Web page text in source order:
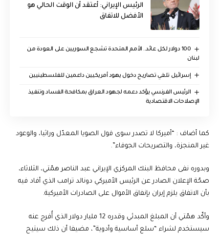
الرئيس الإيراني: أعتقد أن الوقت الحالي هو
الأفضل للاتفاق
100 دولار لكل عائد.. الأمم المتحدة تشجع السوريين على العودة من
لبنان
إسرائيل تلغي تصاريح دخول يهود أمريكيين داعمين للفلسطينيين
الرئيس الفرنسي يؤكد دعمه لجهود العراق بمكافحة الفساد وتنفيذ
الإصلاحات الاقتصادية
كما أضاف : “أميركا لا تصدر سوى فول الصويا المعدّل وراثيا، والوعود
غير المنجزة، والتصريحات الجوفاء”.
وبدوره نفى محافظ البنك المركزي الإيراني عبد الناصر همّتي، الثلاثاء،
صحّة الإعلان الصادر عن الرئيس الأميركي دونالد ترامب الذي أفاد فيه
بأن الاتفاق يلزم إيران بإنفاق الأموال على الصادرات الأميركية.
وأكّد همّتي أن المبلغ المبدئي وقدره 12 مليار دولار الذي أُفرج عنه
سيستخدم لشراء “سلع أساسية وأدوية”، مضيفا أن ذلك سيتيح